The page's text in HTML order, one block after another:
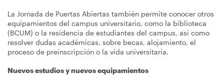
La Jornada de Puertas Abiertas también permite conocer otros
equipamientos del campus universitario, como la biblioteca
(BCUM) o la residencia de estudiantes del campus, así como
resolver dudas académicas, sobre becas, alojamiento, el
proceso de preinscripción o la vida universitaria.
Nuevos estudios y nuevos equipamientos